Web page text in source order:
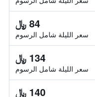
84 ﷼
سعر الليلة شامل الرسوم
134 ﷼
سعر الليلة شامل الرسوم
140 ﷼